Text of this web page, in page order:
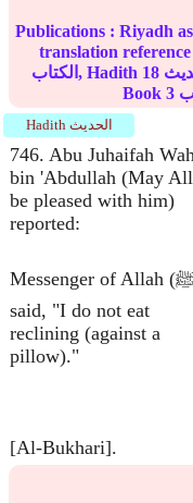
Publications : Riyadh
الكتاب, Hadith 18
Book 3
Hadith الحديث
746. Abu Juhaifah
bin 'Abdullah (May
be pleased with him)
reported:
Messenger of Allah (ﷺ)
said, "I do not eat
reclining (against a
pillow)."
[Al-Bukhari].